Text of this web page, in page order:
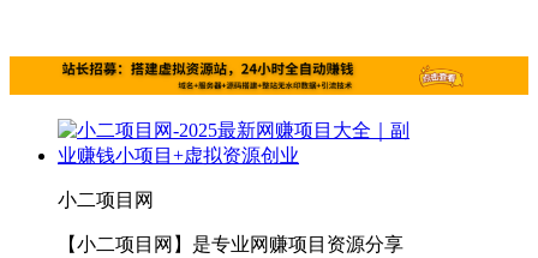
小二项目网
【小二项目网】是专业网赚项目资源分享